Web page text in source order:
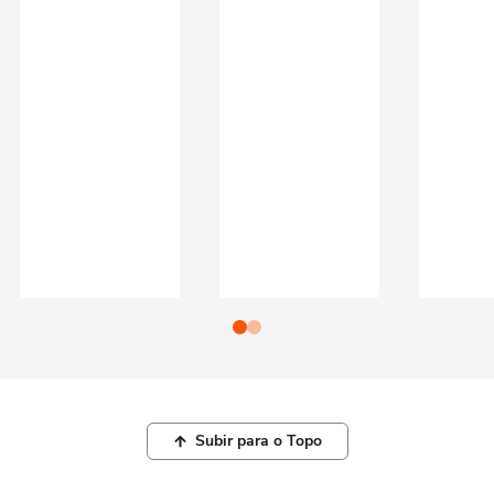
Subir para o Topo